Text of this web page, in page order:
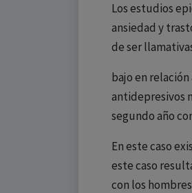
Los estudios
ansiedad y
de ser
bajo en
antidepresivos
segundo año
En este caso
este caso
con los